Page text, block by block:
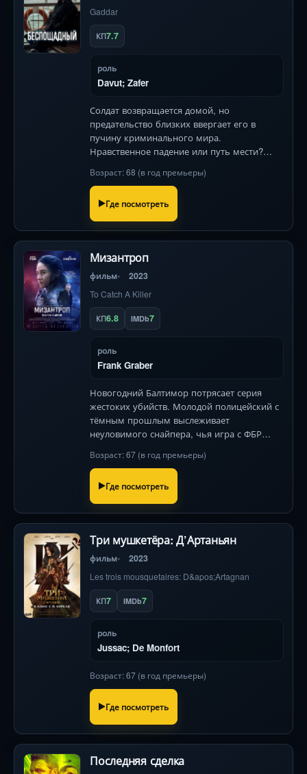
Gaddar
КП7.7
роль
Davut; Zafer
Солдат возвращается домой, но
предательство близких ввергает его в
пучину криминального мира.
Нравственное падение или путь мести?
Возраст: 68 (в год премьеры)
Где посмотреть
Мизантроп
фильм 2023
To Catch A Killer
КП6.8 IMDb7
роль
Frank Graber
Новогодний Балтимор потрясает серия
жестоких убийств. Молодой полицейский с
тёмным прошлым выслеживает
неуловимого снайпера, чья игра с ФБР
Возраст: 67 (в год премьеры)
Где посмотреть
Три мушкетёра: Д’Артаньян
фильм 2023
Les trois mousquetaires: D&apos;Artagnan
КП7 IMDb7
роль
Jussac; De Monfort
Возраст: 67 (в год премьеры)
Где посмотреть
Последняя сделка